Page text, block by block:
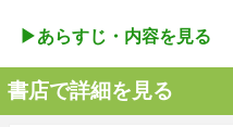
▶︎あらすじ・内容を見る
書店で詳細を見る